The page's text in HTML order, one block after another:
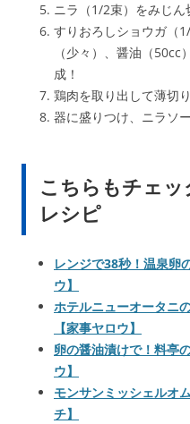
ニラ（1/2束）をみじん
すりおろしショウガ（
（少々）、醤油（
成！
鶏肉を取り出して薄切
器に盛りつけ、ニラソ
こちらもチェ
レシピ
レンジで38秒！温泉卵
ウ】
ホテルニューオータニ
【家事ヤロウ】
卵の醤油漬けで！料亭
ウ】
モンサンミッシェルオ
チ】